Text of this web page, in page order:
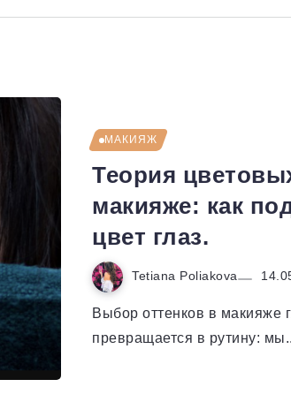
МАКИЯЖ
Теория
макияже: как
цвет глаз.
Tetiana Poliakova
Выбор оттенков в макияже
превращается в рутину: